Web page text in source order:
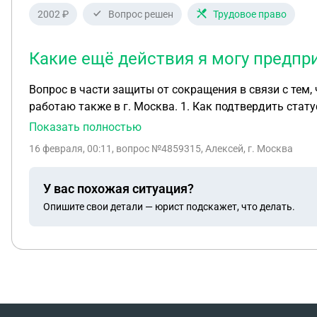
2002 ₽ Вопрос решен Трудовое право
Какие ещё действия я могу
Вопрос в части защиты от сокращения в связи с
работаю также в г. Москва. 1. Как подтвердить статус единственного кормильца ребёнка-инвалида? У меня есть опасения, что статус единственного
кормильца может быть оспорен, так как моя жена
Какой комплект документов необходимо подать
ситуации, когда работодатель отрицает получение документов.
работодателю какой срок имеет? Как часто нужно заново подтверждать информацию? 4.
Показать полностью
16 февраля, 00:11 , вопрос №4859315, Алексей, г. Москва
У вас похожая ситуация?
Опишите свои детали — юрист подскажет, что делать.